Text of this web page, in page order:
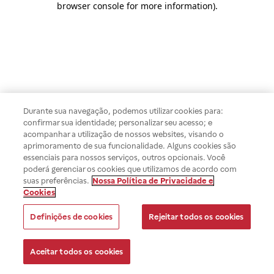
browser console for more information).
Durante sua navegação, podemos utilizar cookies para:
confirmar sua identidade; personalizar seu acesso; e
acompanhar a utilização de nossos websites, visando o
aprimoramento de sua funcionalidade. Alguns cookies são
essenciais para nossos serviços, outros opcionais. Você
poderá gerenciar os cookies que utilizamos de acordo com
suas preferências. Nossa Política de Privacidade e
Cookies
Definições de cookies Rejeitar todos os cookies
Aceitar todos os cookies